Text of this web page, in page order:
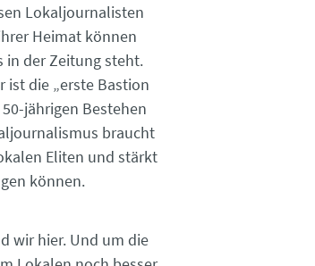
Lokaljournalisten
Heimat können
in der Zeitung steht.
ist die „erste Bastion
jährigen Bestehen
braucht
Eliten und stärkt
können.
wir hier. Und um die